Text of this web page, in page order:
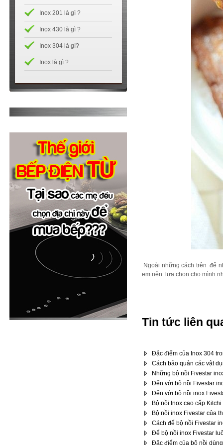
Inox 201 là gì ?
Inox 430 là gì ?
Inox 304 là gì?
Inox là gì ?
Ngoài những cách trên để
em nên lựa chọn cho mình
Tin tức liên
Đặc điểm của Inox 304
Cách bảo quản các vật
Những bộ nồi Fivestar
Đến với bộ nồi Fivestar
Đến với bộ nồi inox
Bộ nồi Inox cao cấp
Bộ nồi inox Fivestar của
Cách để bộ nồi Fivestar
Để bộ nồi inox Fivestar
Đặc điểm của bộ nồi